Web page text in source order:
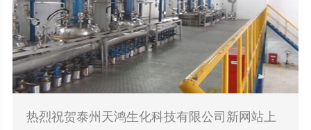
热烈祝贺泰州天鸿生化科技有限公司新网站上